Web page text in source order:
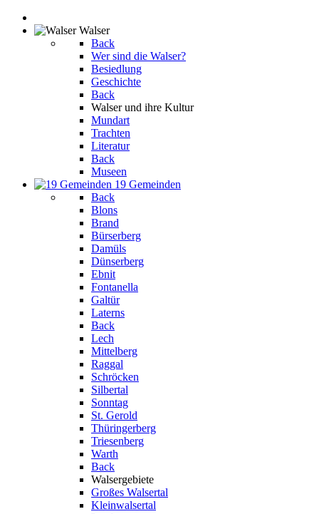
Walser
Back
Wer sind die Walser?
Besiedlung
Geschichte
Back
Walser und ihre Kultur
Mundart
Trachten
Literatur
Back
Museen
19 Gemeinden
Back
Blons
Brand
Bürserberg
Damüls
Dünserberg
Ebnit
Fontanella
Galtür
Laterns
Back
Lech
Mittelberg
Raggal
Schröcken
Silbertal
Sonntag
St. Gerold
Thüringerberg
Triesenberg
Warth
Back
Walsergebiete
Großes Walsertal
Kleinwalsertal